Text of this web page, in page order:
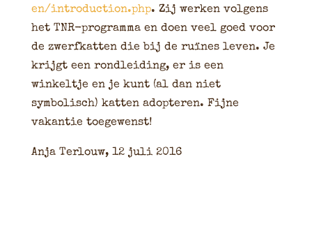
en/introduction.php. Zij werken volgens
het TNR-programma en doen veel goed voor
de zwerfkatten die bij de ruïnes leven. Je
krijgt een rondleiding, er is een
winkeltje en je kunt (al dan niet
symbolisch) katten adopteren. Fijne
vakantie toegewenst!
Anja Terlouw, 12 juli 2016